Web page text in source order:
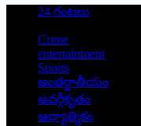
24 గంటలు
Crime
entertainment
Sports
అంతర్జాతీయం
అవర్గీకృతం
ఆధ్యాత్మికం